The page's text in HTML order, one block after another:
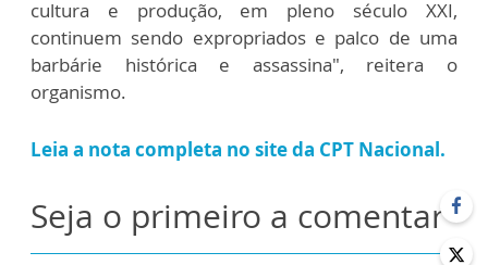
cultura e produção, em pleno século XXI,
continuem sendo expropriados e palco de uma
barbárie histórica e assassina", reitera o
organismo.
Leia a nota completa no site da CPT Nacional.
Seja o primeiro a comentar